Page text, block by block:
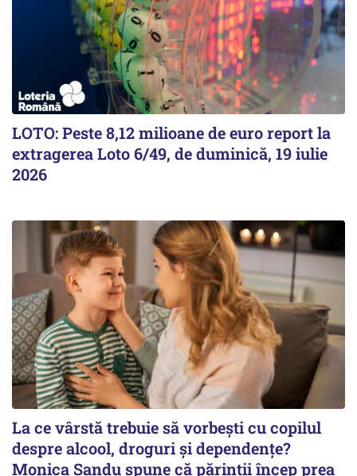
LOTO: Peste 8,12 milioane de euro report la
extragerea Loto 6/49, de duminică, 19 iulie
2026
La ce vârstă trebuie să vorbești cu copilul
despre alcool, droguri și dependențe?
Monica Sandu spune că părinții încep prea